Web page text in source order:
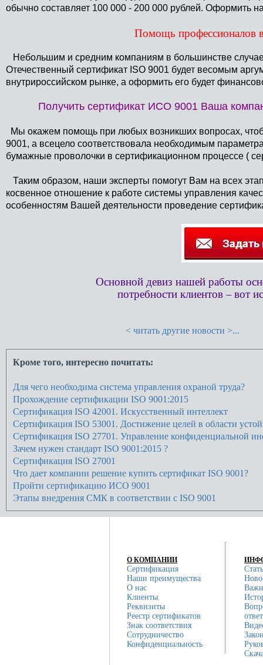
обычно составляет 100 000 - 200 000 рублей. Оформить
Помощь профессионалов
Небольшим и средним компаниям в большинстве
Отечественный сертификат ISO 9001 будет весомым
внутрироссийском рынке, а оформить его будет
Получить сертификат ИСО 9001 Ваша
Мы окажем помощь при любых возникших вопросах,
9001, а всецело соответствовала необходимым
бумажные проволочки в сертификационном процессе (
Таким образом, наши эксперты помогут Вам на всех
косвенное отношение к работе системы управления
особенностям Вашей деятельности проведение
Основной девиз нашей работы
потребности клиентов – вот
< читать другие новости >...
Кроме того, интересно почитать:
Для чего необходима система управления охраной труда?
Прохождение сертификации ISO 9001:2015
Сертификация ISO 42001. Искусственный интеллект
Сертификация ISO 53001. Достижение целей в области
Сертификация ISO 27701. Управление конфиденциальной
Зачем нужен стандарт ISO 9001:2015 ?
Сертификация ISO 27001
Что дает компании решение купить сертификат ISO 9001?
Пройти сертификацию ИСО 9001
Этапы внедрения СМК в соответствии с ISO 9001
О КОМПАНИИ
Сертификация
Наши преимущества
О нас
Клиенты
Реквизиты
Реестр сертификатов
Знак соответствия
Сотрудничество
Конфиденциальность